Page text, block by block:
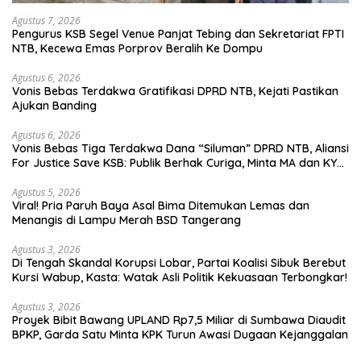
Agustus 7, 2026
Pengurus KSB Segel Venue Panjat Tebing dan Sekretariat FPTI
NTB, Kecewa Emas Porprov Beralih Ke Dompu
Agustus 6, 2026
Vonis Bebas Terdakwa Gratifikasi DPRD NTB, Kejati Pastikan
Ajukan Banding
Agustus 6, 2026
Vonis Bebas Tiga Terdakwa Dana “Siluman” DPRD NTB, Aliansi
For Justice Save KSB: Publik Berhak Curiga, Minta MA dan KY
Agustus 5, 2026
Viral! Pria Paruh Baya Asal Bima Ditemukan Lemas dan
Menangis di Lampu Merah BSD Tangerang
Agustus 3, 2026
Di Tengah Skandal Korupsi Lobar, Partai Koalisi Sibuk Berebut
Kursi Wabup, Kasta: Watak Asli Politik Kekuasaan Terbongkar!
Agustus 3, 2026
Proyek Bibit Bawang UPLAND Rp7,5 Miliar di Sumbawa Diaudit
BPKP, Garda Satu Minta KPK Turun Awasi Dugaan Kejanggalan